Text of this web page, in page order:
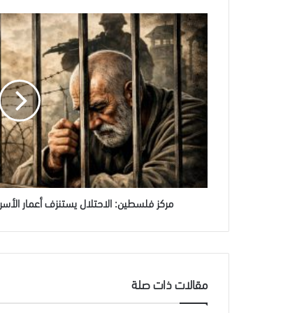
مركز
فلسطين:
الاحتلال
يستنزف
أعمار
الأسرى
عبر
الاعتقال
الإداري
دون
تهمة
مركز فلسطين: الاحتلال يستنزف أعمار
مقالات ذات صلة